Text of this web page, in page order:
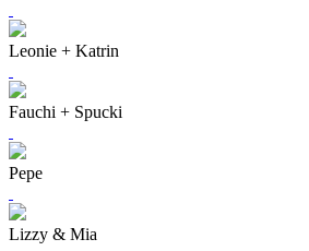
Leonie + Katrin
Fauchi + Spucki
Pepe
Lizzy & Mia